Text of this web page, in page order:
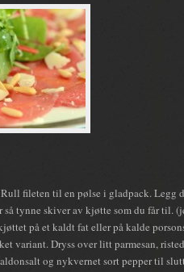
fileten til en pølse i gladpack. Legg
tynne skiver av kjøtte som du får til.
på et kaldt fat eller på kalde
variant. Dryss over litt parmesan,
og nykvernet sort pepper til